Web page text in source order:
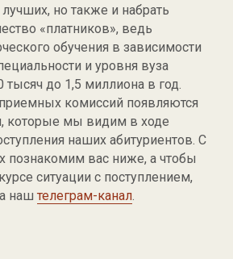
но также и набрать
«платников», ведь
обучения в зависимости
и уровня вуза
тысяч до 1,5 миллиона в год.
комиссий появляются
которые мы видим в ходе
наших абитуриентов. С
познакомим вас ниже, а чтобы
ситуации с поступлением,
наш телеграм-канал.